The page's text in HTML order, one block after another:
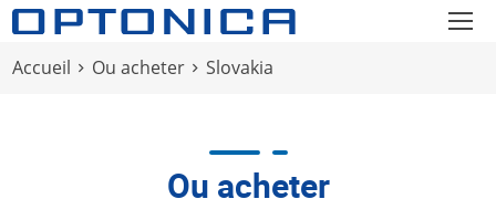
Accueil Ou acheter Slovakia
Ou acheter